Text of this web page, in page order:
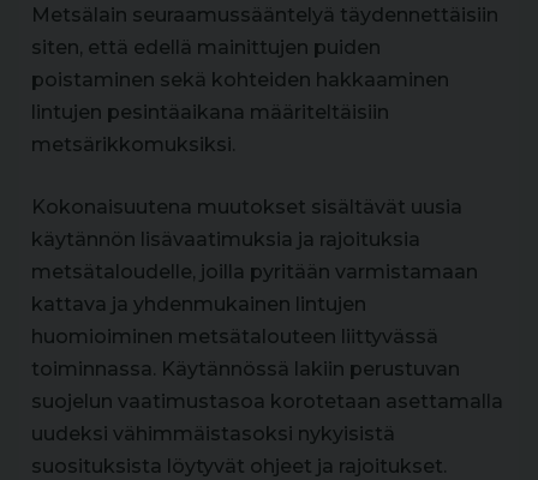
Metsälain seuraamussääntelyä täydennettäisiin
siten, että edellä mainittujen puiden
poistaminen sekä kohteiden hakkaaminen
lintujen pesintäaikana määriteltäisiin
metsärikkomuksiksi.
Kokonaisuutena muutokset sisältävät uusia
käytännön lisävaatimuksia ja rajoituksia
metsätaloudelle, joilla pyritään varmistamaan
kattava ja yhdenmukainen lintujen
huomioiminen metsätalouteen liittyvässä
toiminnassa. Käytännössä lakiin perustuvan
suojelun vaatimustasoa korotetaan asettamalla
uudeksi vähimmäistasoksi nykyisistä
suosituksista löytyvät ohjeet ja rajoitukset.